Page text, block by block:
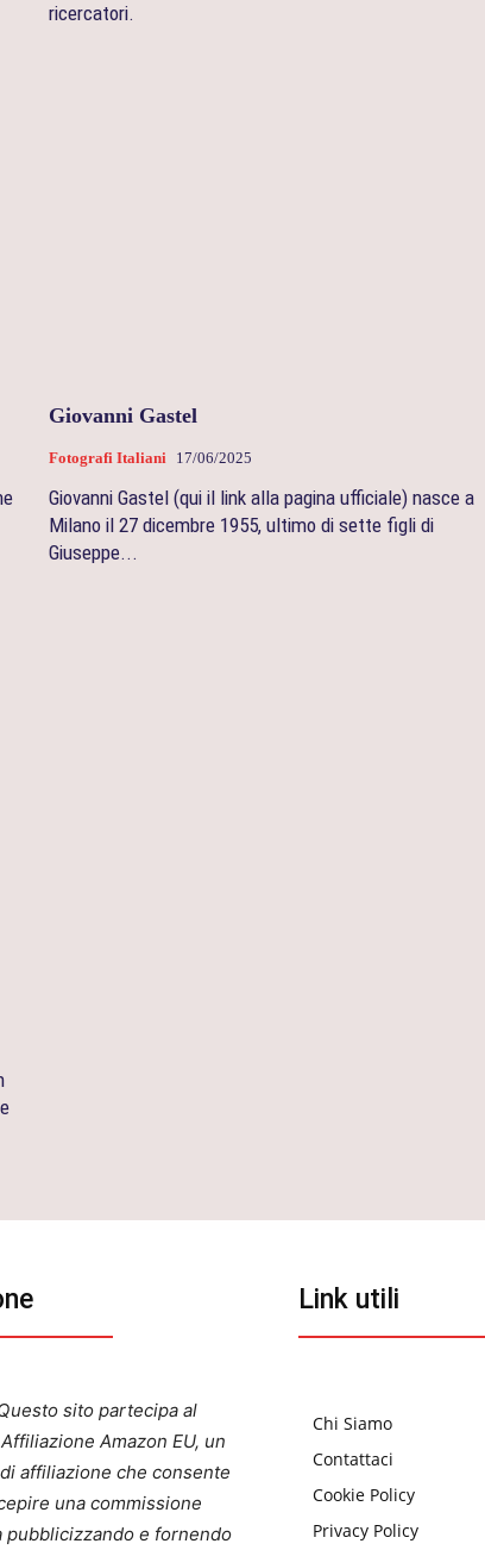
ricercatori.
Giovanni Gastel
Fotografi Italiani 17/06/2025
Giovanni Gastel (qui il link alla pagina ufficiale) nasce a
Milano il 27 dicembre 1955, ultimo di sette figli di
Giuseppe...
sito partecipa al
Amazon EU, un
affiliazione che consente
una commissione
pubblicizzando e fornendo
Link utili
Chi Siamo
Contattaci
Cookie Policy
Privacy Policy